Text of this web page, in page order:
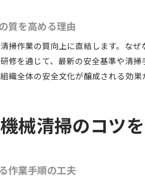
スキルアップに
建設機械清
経験を積ん
チームワー
質を高める理由
掃作業の質向上に直結します。な
修を通じて、最新の安全基準や清
織全体の安全文化が醸成される効果
械清掃のコツ
作業手順の工夫